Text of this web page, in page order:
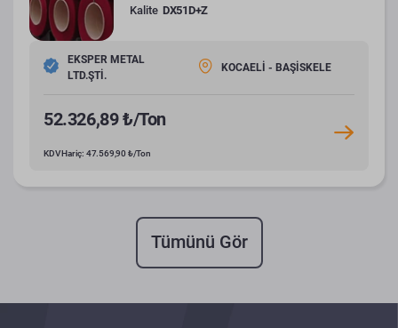
Kalite DX51D+Z
EKSPER METAL
LTD.ŞTİ.
KOCAELİ - BAŞİSKELE
52.326,89 ₺/Ton
KDV Hariç: 47.569,90 ₺/Ton
Tümünü Gör